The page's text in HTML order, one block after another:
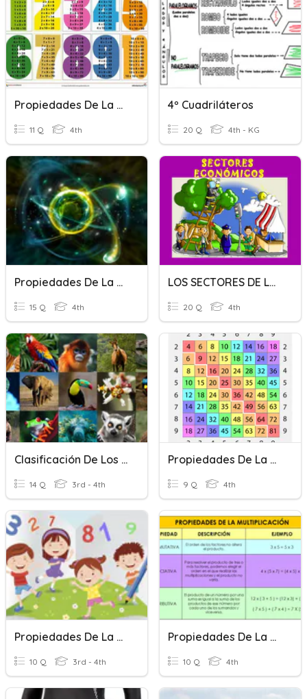
Propiedades De La Multiplicación
11 Q 4th
4º Cuadriláteros
20 Q 4th - KG
Propiedades De La Materia
15 Q 4th
LOS SECTORES DE LA ECONOMÍA
20 Q 4th
Clasificación De Los Animales
14 Q 3rd - 4th
Propiedades De La Multiplicación
9 Q 4th
Propiedades De La Suma
10 Q 3rd - 4th
Propiedades De La Multiplicación
10 Q 4th